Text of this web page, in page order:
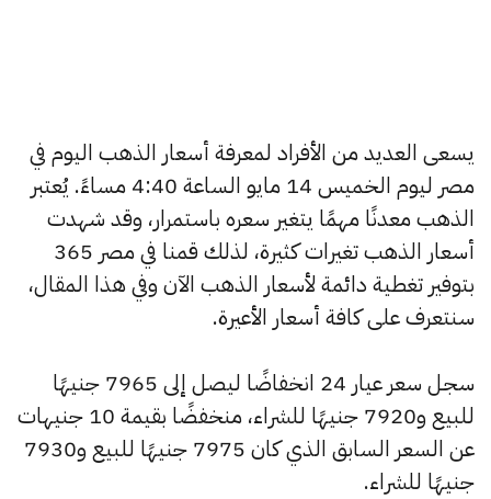
يسعى العديد من الأفراد لمعرفة أسعار الذهب اليوم في
مصر ليوم الخميس 14 مايو الساعة 4:40 مساءً. يُعتبر
الذهب معدنًا مهمًا يتغير سعره باستمرار، وقد شهدت
أسعار الذهب تغيرات كثيرة، لذلك قمنا في مصر 365
بتوفير تغطية دائمة لأسعار الذهب الآن وفي هذا المقال،
سنتعرف على كافة أسعار الأعيرة.
سجل سعر عيار 24 انخفاضًا ليصل إلى 7965 جنيهًا
للبيع و7920 جنيهًا للشراء، منخفضًا بقيمة 10 جنيهات
عن السعر السابق الذي كان 7975 جنيهًا للبيع و7930
جنيهًا للشراء.